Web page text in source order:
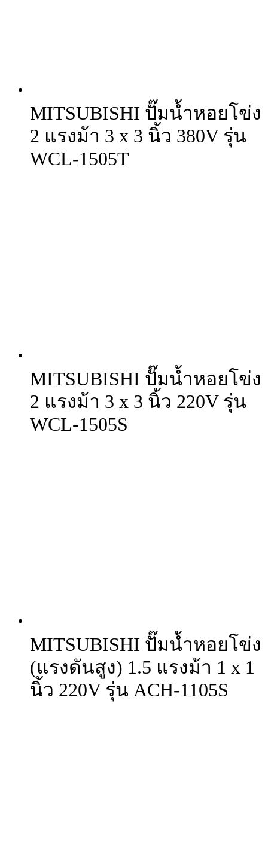
MITSUBISHI ปั๊มน้ำหอยโข่ง
2 แรงม้า 3 x 3 นิ้ว 380V รุ่น
WCL-1505T
MITSUBISHI ปั๊มน้ำหอยโข่ง
2 แรงม้า 3 x 3 นิ้ว 220V รุ่น
WCL-1505S
MITSUBISHI ปั๊มน้ำหอยโข่ง
(แรงดันสูง) 1.5 แรงม้า 1 x 1
นิ้ว 220V รุ่น ACH-1105S